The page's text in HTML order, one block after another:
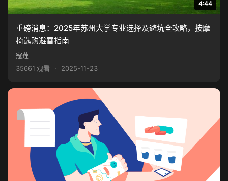
4:44
重磅消息：2025年苏州大学专业选择及避坑全攻略，按摩
椅选购避雷指南
寇莲
35661 观看
· 2025-11-23